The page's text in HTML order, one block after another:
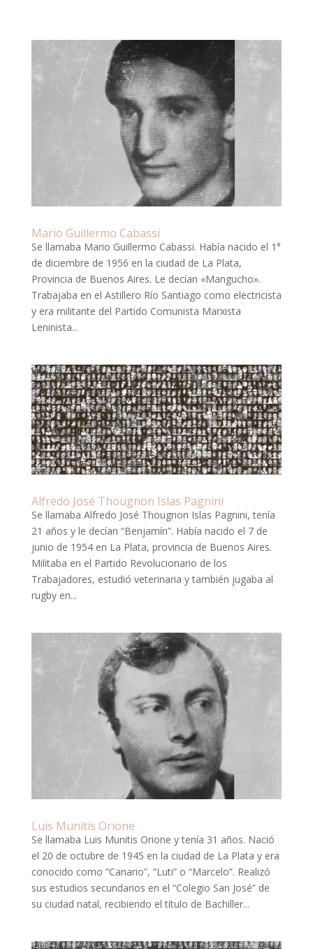
Mario Guillermo Cabassi
Se llamaba Mario Guillermo Cabassi. Había nacido el 1°
de diciembre de 1956 en la ciudad de La Plata,
Provincia de Buenos Aires. Le decían «Mangucho».
Trabajaba en el Astillero Río Santiago como electricista
y era militante del Partido Comunista Marxista
Leninista...
Alfredo José Thougnon Islas Pagnini
Se llamaba Alfredo José Thougnon Islas Pagnini, tenía
21 años y le decían “Benjamín”. Había nacido el 7 de
junio de 1954 en La Plata, provincia de Buenos Aires.
Militaba en el Partido Revolucionario de los
Trabajadores, estudió veterinaria y también jugaba al
rugby en...
Luis Munitis Orione
Se llamaba Luis Munitis Orione y tenía 31 años. Nació
el 20 de octubre de 1945 en la ciudad de La Plata y era
conocido como “Canario”, “Luti” o “Marcelo”. Realizó
sus estudios secundarios en el “Colegio San José” de
su ciudad natal, recibiendo el título de Bachiller...